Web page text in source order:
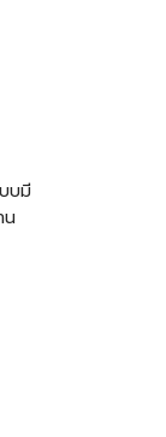
บมี
น